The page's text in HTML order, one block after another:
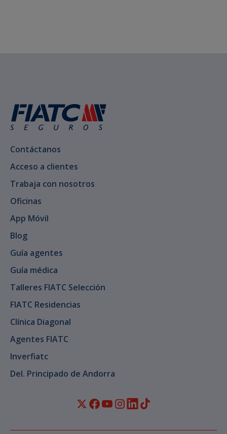
Contáctanos
Acceso a clientes
Trabaja con nosotros
Oficinas
App Móvil
Blog
Guía agentes
Guía médica
Talleres FIATC Selección
FIATC Residencias
Clínica Diagonal
Agentes FIATC
Inverfiatc
Del. Principado de Andorra